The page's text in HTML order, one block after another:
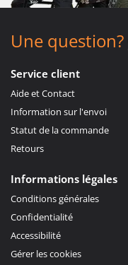
Une question?
Service client
Aide et Contact
Information sur l'envoi
Statut de la commande
Retours
Informations légales
Conditions générales
Confidentialité
Accessibilité
Gérer les cookies